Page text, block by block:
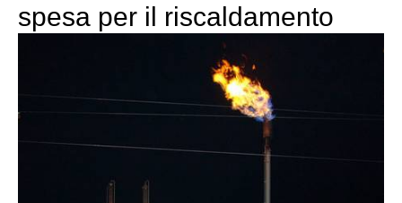
spesa per il riscaldamento